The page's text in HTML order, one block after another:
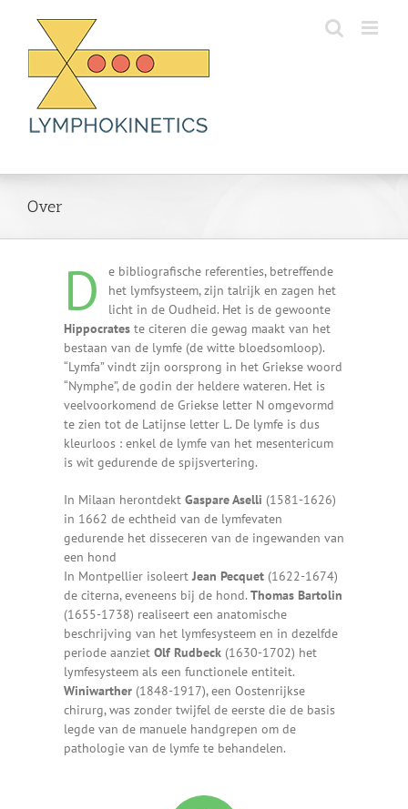
content
Over
D
e bibliografische referenties, betreffende
het lymfsysteem, zijn talrijk en zagen het
licht in de Oudheid. Het is de gewoonte
Hippocrates te citeren die gewag maakt van het
bestaan van de lymfe (de witte bloedsomloop).
“Lymfa” vindt zijn oorsprong in het Griekse woord
“Nymphe”, de godin der heldere wateren. Het is
veelvoorkomend de Griekse letter N omgevormd
te zien tot de Latijnse letter L. De lymfe is dus
kleurloos : enkel de lymfe van het mesentericum
is wit gedurende de spijsvertering.
In Milaan herontdekt Gaspare Aselli (1581-1626)
in 1662 de echtheid van de lymfevaten
gedurende het disseceren van de ingewanden van
een hond
In Montpellier isoleertJean Pecquet (1622-1674)
de citerna, eveneens bij de hond. Thomas Bartolin
(1655-1738) realiseert een anatomische
beschrijving van het lymfesysteem en in dezelfde
periode aanziet Olf Rudbeck (1630-1702) het
lymfesysteem als een functionele entiteit.
Winiwarther (1848-1917), een Oostenrijkse
chirurg, was zonder twijfel de eerste die de basis
legde van de manuele handgrepen om de
pathologie van de lymfe te behandelen.